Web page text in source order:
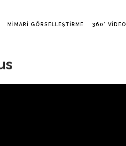
MIMARI GÖRSELLEŞTIRME 360° VIDEO